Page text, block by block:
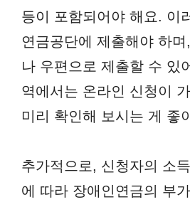
등이 포함되어야 해요. 이
연금공단에 제출해야 하
나 우편으로 제출할 수 있
역에서는 온라인 신청이
미리 확인해 보시는 게 좋
추가적으로, 신청자의 소
에 따라 장애인연금의 부